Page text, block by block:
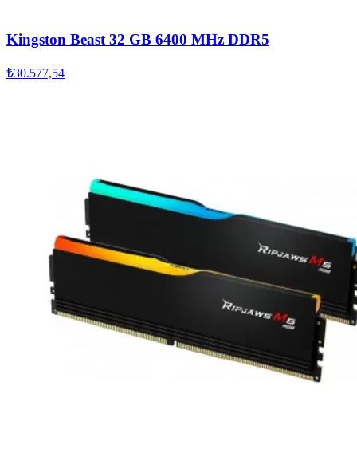
Kingston Beast 32 GB 6400 MHz DDR5
₺30.577,54